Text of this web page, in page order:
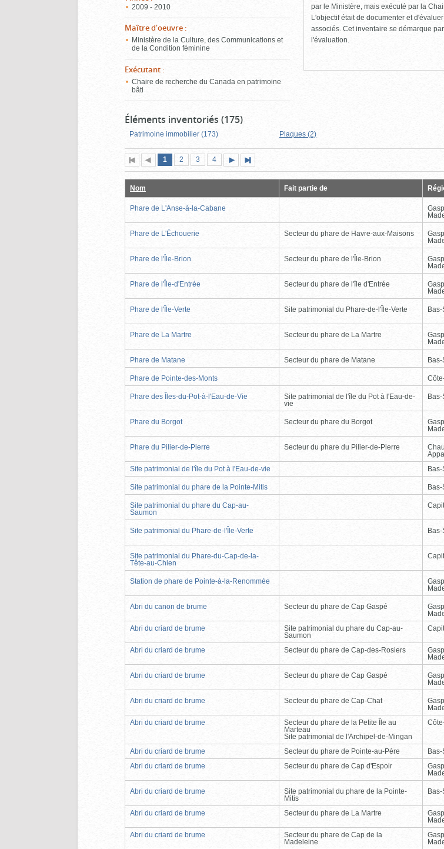
2009 - 2010
Maître d'oeuvre :
Ministère de la Culture, des Communications et
de la Condition féminine
Exécutant :
Chaire de recherche du Canada en patrimoine
bâti
par le Ministère, mais exécuté par la
L'objectif était de documenter et
associés. Cet inventaire se démarque
l'évaluation.
Éléments inventoriés (175)
Patrimoine immobilier (173) Plaques (2)
Première
page
Page
précédente
Page
1 (page
actuelle)
Page
2 Page
3 Page
4
suivante
page
Nom Fait partie de
Phare de L'Anse-à-la-Cabane
Phare de L'Échouerie Secteur du phare de Havre-aux-Maisons
Phare de l'Île-Brion Secteur du phare de l'Île-Brion
Phare de l'Île-d'Entrée Secteur du phare de l'île d'Entrée
Phare de l'Île-Verte Site patrimonial du Phare-de-l'Île-Verte
Phare de La Martre Secteur du phare de La Martre
Phare de Matane Secteur du phare de Matane
Phare de Pointe-des-Monts
Phare des Îles-du-Pot-à-l'Eau-de-Vie
Site patrimonial de l'île du Pot à l'Eau-de-
vie
Phare du Borgot Secteur du phare du Borgot
Phare du Pilier-de-Pierre Secteur du phare du Pilier-de-Pierre
Site patrimonial de l'île du Pot à l'Eau-de-vie
Site patrimonial du phare de la Pointe-Mitis
Site patrimonial du phare du Cap-au-
Saumon
Site patrimonial du Phare-de-l'Île-Verte
Site patrimonial du Phare-du-Cap-de-la-
Tête-au-Chien
Station de phare de Pointe-à-la-Renommée
Abri du canon de brume Secteur du phare de Cap Gaspé
Abri du criard de brume
Site patrimonial du phare du Cap-au-
Saumon
Abri du criard de brume Secteur du phare de Cap-des-Rosiers
Abri du criard de brume Secteur du phare de Cap Gaspé
Abri du criard de brume Secteur du phare de Cap-Chat
Abri du criard de brume
Secteur du phare de la Petite Île au
Marteau
Site patrimonial de l'Archipel-de-Mingan
Abri du criard de brume Secteur du phare de Pointe-au-Père
Abri du criard de brume
Secteur du phare de Cap d'Espoir
Abri du criard de brume
Site patrimonial du phare de la Pointe-
Mitis
Abri du criard de brume Secteur du phare de La Martre
Abri du criard de brume
Secteur du phare de Cap de la
Madeleine